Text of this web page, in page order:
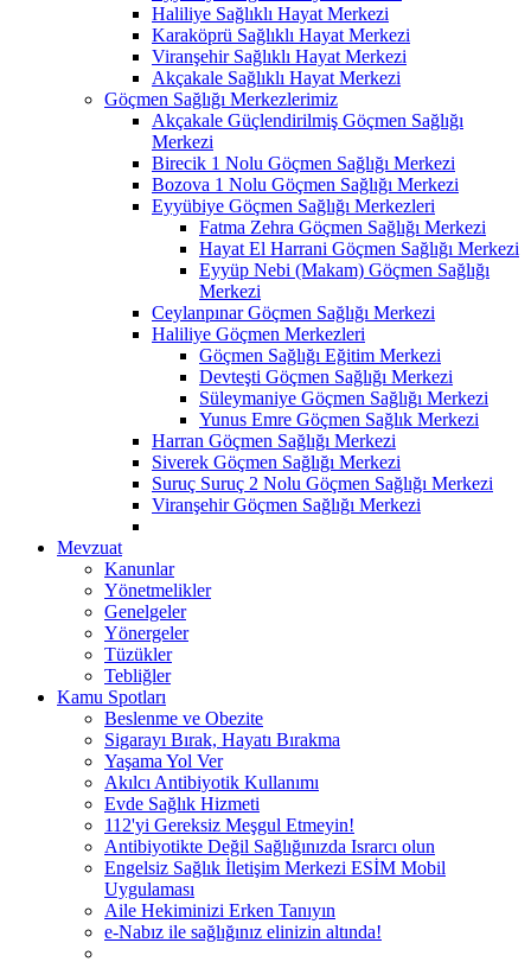
Haliliye Sağlıklı Hayat Merkezi
Karaköprü Sağlıklı Hayat Merkezi
Viranşehir Sağlıklı Hayat Merkezi
Akçakale Sağlıklı Hayat Merkezi
Göçmen Sağlığı Merkezlerimiz
Akçakale Güçlendirilmiş Göçmen Sağlığı
Merkezi
Birecik 1 Nolu Göçmen Sağlığı Merkezi
Bozova 1 Nolu Göçmen Sağlığı Merkezi
Eyyübiye Göçmen Sağlığı Merkezleri
Fatma Zehra Göçmen Sağlığı Merkezi
Hayat El Harrani Göçmen Sağlığı Merkezi
Eyyüp Nebi (Makam) Göçmen Sağlığı
Merkezi
Ceylanpınar Göçmen Sağlığı Merkezi
Haliliye Göçmen Merkezleri
Göçmen Sağlığı Eğitim Merkezi
Devteşti Göçmen Sağlığı Merkezi
Süleymaniye Göçmen Sağlığı Merkezi
Yunus Emre Göçmen Sağlık Merkezi
Harran Göçmen Sağlığı Merkezi
Siverek Göçmen Sağlığı Merkezi
Suruç Suruç 2 Nolu Göçmen Sağlığı Merkezi
Viranşehir Göçmen Sağlığı Merkezi
Mevzuat
Kanunlar
Yönetmelikler
Genelgeler
Yönergeler
Tüzükler
Tebliğler
Kamu Spotları
Beslenme ve Obezite
Sigarayı Bırak, Hayatı Bırakma
Yaşama Yol Ver
Akılcı Antibiyotik Kullanımı
Evde Sağlık Hizmeti
112'yi Gereksiz Meşgul Etmeyin!
Antibiyotikte Değil Sağlığınızda Israrcı olun
Engelsiz Sağlık İletişim Merkezi ESİM Mobil
Uygulaması
Aile Hekiminizi Erken Tanıyın
e-Nabız ile sağlığınız elinizin altında!